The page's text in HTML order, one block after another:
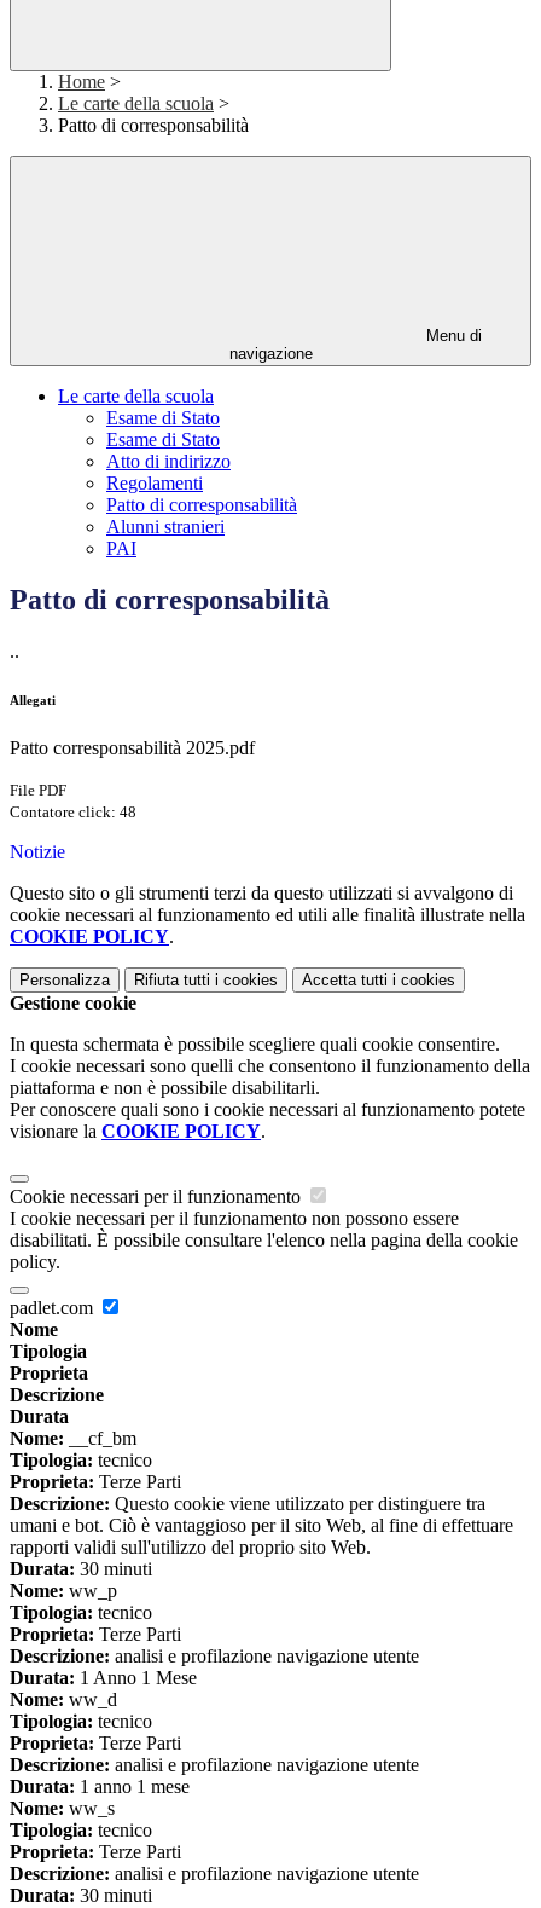
Home >
Le carte della scuola >
Patto di corresponsabilità
Menu di
navigazione
Le carte della scuola
Esame di Stato
Esame di Stato
Atto di indirizzo
Regolamenti
Patto di corresponsabilità
Alunni stranieri
PAI
Patto di corresponsabilità
..
Allegati
Patto corresponsabilità 2025.pdf
File PDF
Contatore click: 48
Notizie
Questo sito o gli strumenti terzi da questo utilizzati si avvalgono di
cookie necessari al funzionamento ed utili alle finalità illustrate nella
COOKIE POLICY.
Personalizza Rifiuta tutti i cookies Accetta tutti i cookies
Gestione cookie
In questa schermata è possibile scegliere quali cookie consentire.
I cookie necessari sono quelli che consentono il funzionamento della
piattaforma e non è possibile disabilitarli.
Per conoscere quali sono i cookie necessari al funzionamento potete
visionare la COOKIE POLICY.
Cookie necessari per il funzionamento
I cookie necessari per il funzionamento non possono essere
disabilitati. È possibile consultare l'elenco nella pagina della cookie
policy.
padlet.com
Nome
Tipologia
Proprieta
Descrizione
Durata
Nome: __cf_bm
Tipologia: tecnico
Proprieta: Terze Parti
Descrizione: Questo cookie viene utilizzato per distinguere tra
umani e bot. Ciò è vantaggioso per il sito Web, al fine di effettuare
rapporti validi sull'utilizzo del proprio sito Web.
Durata: 30 minuti
Nome: ww_p
Tipologia: tecnico
Proprieta: Terze Parti
Descrizione: analisi e profilazione navigazione utente
Durata: 1 Anno 1 Mese
Nome: ww_d
Tipologia: tecnico
Proprieta: Terze Parti
Descrizione: analisi e profilazione navigazione utente
Durata: 1 anno 1 mese
Nome: ww_s
Tipologia: tecnico
Proprieta: Terze Parti
Descrizione: analisi e profilazione navigazione utente
Durata: 30 minuti